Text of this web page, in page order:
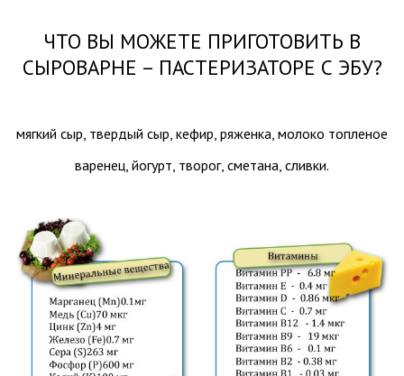
ЧТО ВЫ МОЖЕТЕ ПРИГОТОВИТЬ В
СЫРОВАРНЕ – ПАСТЕРИЗАТОРЕ С ЭБУ?
мягкий сыр, твердый сыр, кефир, ряженка, молоко топленое
варенец, йогурт, творог, сметана, сливки.